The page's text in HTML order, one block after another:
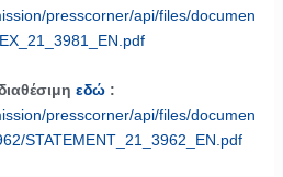
presscorner/api/files/documen
εδώ:
presscorner/api/files/documen
STATEMENT_21_3962_EN.pdf